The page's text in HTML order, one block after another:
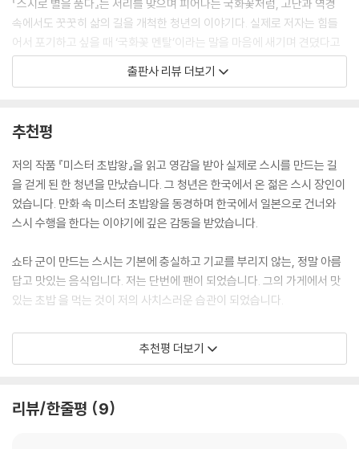
겸손과 즐김
힘들 때 힘을 주는 사람
먹는 취미
스시를 맛있게 먹는 법
행복 페이
나에서 나눔으로
감사하고 보답하기
스시 집에서 지켜야 할 매너
“열심히 하겠습니다(간바리마스).
“이름이 뭔가?”
“열심히 하겠습니다(간바리마스).
“지금 어디에서 살고 있나?”
“열심히 하겠습니다(간바리마스).
카네사카 사장은 내일부터 나와서 일을 시작하라고 했다. 극적으로 현지
--- pp.41-43 「스시의 프리미어리그」중에서
단골손님이 말했다. “그런 단어는 고급 스시 집에서 안 쓰는 게 좋아요.” 말
실수를 했거나 불량한 말을 쓴 것은 아니었다. 오마카세 식당의 셰프에게
일본인 요리사가 “감사합니다”로 말하지 않고 “감사하무니다”라고 말한
것이다.
는 일본어 과외 선생님을 구했다. 월급의 대부분을 과외비에 썼다. 1:1 수업
을 하면서 억양과 발음을 정확하게 익히려고 애썼다. 잘못된 말투는 교정
지금도 일본인만큼 일본어를 할 수 있는 것은 아니지만 못한다는 열등감은
『스시로 별을 품다』는 서리를 맞으며 피어나는 국화꽃처럼, 고난과 역경
속에서도 꿋꿋히 삶의 길을 개척한 청년의 이야기다. 실제로 저자는 힘들
어서 포기하고 싶을 때 ‘국화꽃 멘탈’이라는 말을 마음에 새기며 견뎠다고
한다. 봄날 경쟁하듯이 피는 봄꽃과 달리, 묵묵히 자신의 길을 걷는 국화꽃
을 보며 힘과 위로를 얻었다.
한다. 자기관리를 엄격하게 해야 일을 오래, 잘할 수 있다. 결과를 얻기까지
일을 대하는 태도, 노력하는 과정에서 승부가 난다.
청소할 때 빗자루를 잡는 마음이 훗날 셰프가 되었을 때 생선을 잡는 마음
이 된다고 믿었다. 설거지를 단순 작업이 아니라 깨끗한 그릇을 내는 영업
였다. 그는 수련 과정에서 주방의 설거지, 홀 서비스 등 여러 가지 일을 했
다. 설거지를 시작하기 전에는 항상 손님의 얼굴을 보고 밝게 인사했다고
한다. 손님을 먼저 맞이하면 책임감이 생겨서 설거지를 대충할 수 없다는
매일 새벽 5시 토요스 시장으로 출근하는
하루살이 미쉐린 셰프 이야기
문경환 셰프는 자신이 하루살이 인생을 산다고 말한다. 새벽 5시에 토요스
출판사 리뷰 더보기
추천평
저의 작품 『미스터 초밥왕』을 읽고 영감을 받아 실제로 스시를 만드는 길
을 걷게 된 한 청년을 만났습니다. 그 청년은 한국에서 온 젊은 스시 장인이
었습니다. 만화 속 미스터 초밥왕을 동경하며 한국에서 일본으로 건너와
스시 수행을 한다는 이야기에 깊은 감동을 받았습니다.
쇼타 군이 만드는 스시는 기본에 충실하고 기교를 부리지 않는, 정말 아름
답고 맛있는 음식입니다. 저는 단번에 팬이 되었습니다. 그의 가게에서 맛
있는 초밥 을 먹는 것이 저의 사치스러운 습관이 되었습니다.
앞으로 한국을 비롯해 전 세계에 가게를 열어 가겠다는 그의 원대한 꿈을
들었습니다. 저의 만화가 한 한국 청년의 미래를 밝혀 주고 스시의 세계를
- 테라사와 다이스케 (만화가, 『미스터 초밥왕』 저자)
추천평 더보기
리뷰/한줄평 9